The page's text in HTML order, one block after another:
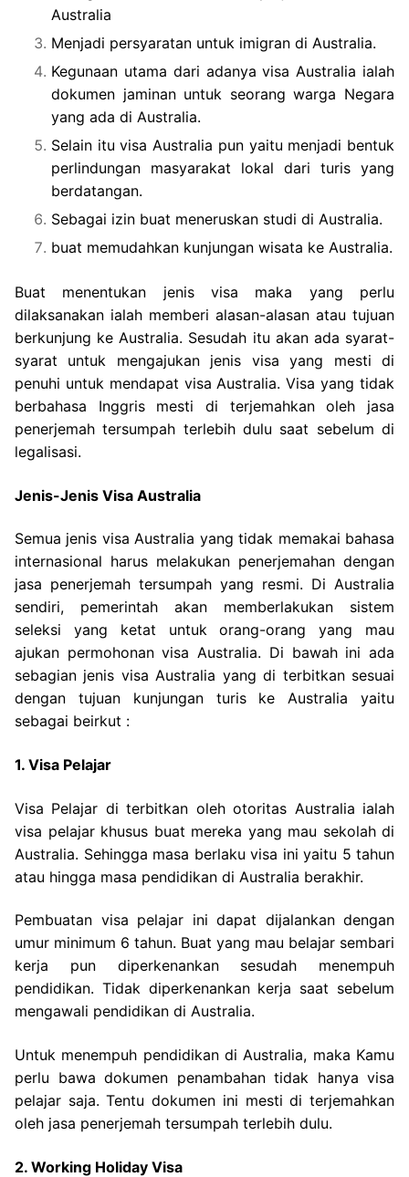
Australia
Menjadi persyaratan untuk imigran di Australia.
Kegunaan utama dari adanya visa Australia ialah
dokumen jaminan untuk seorang warga Negara
yang ada di Australia.
Selain itu visa Australia pun yaitu menjadi bentuk
perlindungan masyarakat lokal dari turis yang
berdatangan.
Sebagai izin buat meneruskan studi di Australia.
buat memudahkan kunjungan wisata ke Australia.
Buat menentukan jenis visa maka yang perlu
dilaksanakan ialah memberi alasan-alasan atau tujuan
berkunjung ke Australia. Sesudah itu akan ada syarat-
syarat untuk mengajukan jenis visa yang mesti di
penuhi untuk mendapat visa Australia. Visa yang tidak
berbahasa Inggris mesti di terjemahkan oleh jasa
penerjemah tersumpah terlebih dulu saat sebelum di
legalisasi.
Jenis-Jenis Visa Australia
Semua jenis visa Australia yang tidak memakai bahasa
internasional harus melakukan penerjemahan dengan
jasa penerjemah tersumpah yang resmi. Di Australia
sendiri, pemerintah akan memberlakukan sistem
seleksi yang ketat untuk orang-orang yang mau
ajukan permohonan visa Australia. Di bawah ini ada
sebagian jenis visa Australia yang di terbitkan sesuai
dengan tujuan kunjungan turis ke Australia yaitu
sebagai beirkut :
1. Visa Pelajar
Visa Pelajar di terbitkan oleh otoritas Australia ialah
visa pelajar khusus buat mereka yang mau sekolah di
Australia. Sehingga masa berlaku visa ini yaitu 5 tahun
atau hingga masa pendidikan di Australia berakhir.
Pembuatan visa pelajar ini dapat dijalankan dengan
umur minimum 6 tahun. Buat yang mau belajar sembari
kerja pun diperkenankan sesudah menempuh
pendidikan. Tidak diperkenankan kerja saat sebelum
mengawali pendidikan di Australia.
Untuk menempuh pendidikan di Australia, maka Kamu
perlu bawa dokumen penambahan tidak hanya visa
pelajar saja. Tentu dokumen ini mesti di terjemahkan
oleh jasa penerjemah tersumpah terlebih dulu.
2. Working Holiday Visa